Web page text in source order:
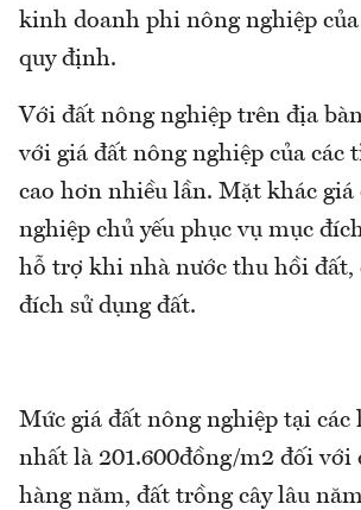
kinh doanh phi nông nghiệp
quy định.
Với đất nông nghiệp trên địa
với giá đất nông nghiệp của các
cao hơn nhiều lần. Mặt khác giá
nghiệp chủ yếu phục vụ mục
hỗ trợ khi nhà nước thu hồi đất,
đích sử dụng đất.
Mức giá đất nông nghiệp tại các
nhất là 201.600đồng/m2 đối với
hàng năm, đất trồng cây lâu